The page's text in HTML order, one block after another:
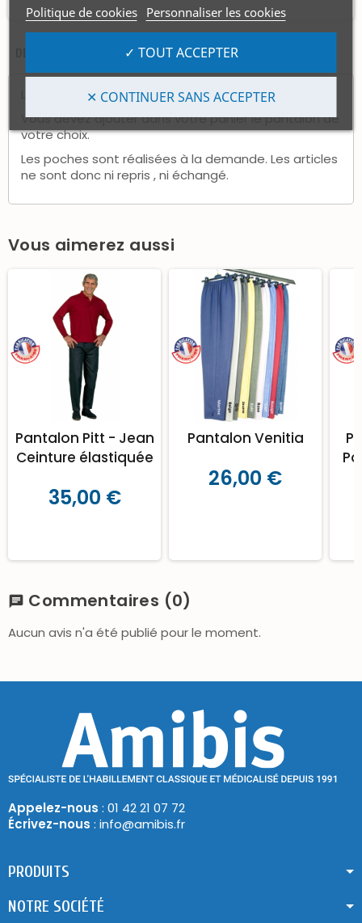
AVIS CLIENTS (3)
Le pantalon n'est pas inclus.
Vous devez ajouter dans votre panier le pantalon de
votre choix.
Les poches sont réalisées à la demande. Les articles
ne sont donc ni repris , ni échangé.
Vous aimerez aussi
Pantalon Pitt - Jean
Ceinture élastiquée
35,00 €
Pantalon Venitia
26,00 €
chat Commentaires (0)
Aucun avis n'a été publié pour le moment.
Appelez-nous : 01 42 21 07 72
Écrivez-nous : info@amibis.fr
PRODUITS
NOTRE SOCIÉTÉ
Politique de cookies Personnaliser les cookies
✕ CONTINUER SANS ACCEPTER
✓ TOUT ACCEPTER